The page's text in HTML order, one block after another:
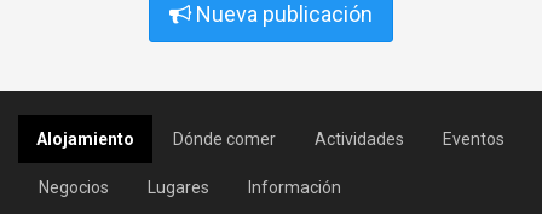
Nueva publicación
Alojamiento Dónde comer Actividades Eventos
Negocios Lugares Información